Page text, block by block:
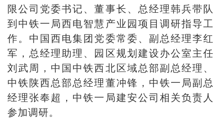
限公司党委书记、董事长、总经理韩兵带队
到中铁一局西电智慧产业园项目调研指导工
作。中国西电集团党委常委、副总经理李红
军，总经理助理、园区规划建设办公室主任
刘武周，中国中铁西北区域总部副总经理、
中铁陕西总部总经理董冲锋，中铁一局副总
经理张奉超，中铁一局建安公司相关负责人
参加调研。